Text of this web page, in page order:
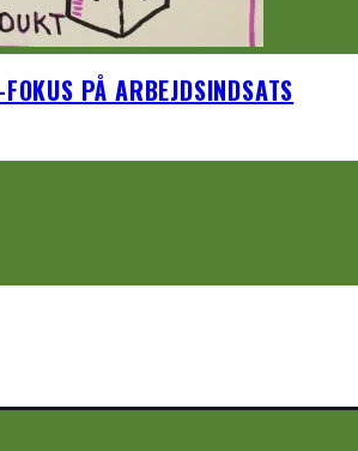
PÅ ARBEJDSINDSATS